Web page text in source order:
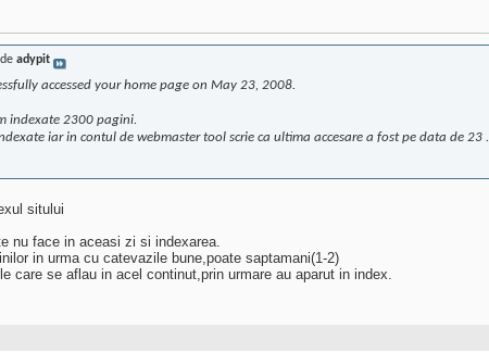
adypit
accessed your home page on May 23, 2008.
indexate 2300 pagini.
iar in contul de webmaster tool scrie ca ultima accesare a fost pe data de 23 .
sitului
nu face in aceasi zi si indexarea.
in urma cu catevazile bune,poate saptamani(1-2)
care se aflau in acel continut,prin urmare au aparut in index.